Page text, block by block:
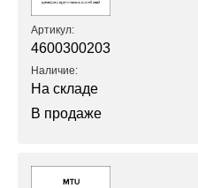
Артикул:
4600300203
Наличие:
На складе
В продаже